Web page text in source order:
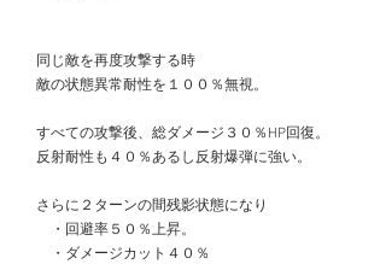
同じ敵を再度攻撃する時
敵の状態異常耐性を１００％無視。
すべての攻撃後、総ダメージ３０％HP回復。
反射耐性も４０％あるし反射爆弾に強い。
さらに２ターンの間残影状態になり
・回避率５０％上昇。
・ダメージカット４０％